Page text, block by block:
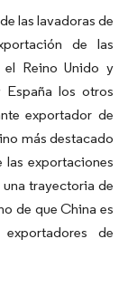
las lavadoras de
de las
el Reino Unido y
España los otros
exportador de
más destacado
las exportaciones
trayectoria de
de que China es
de